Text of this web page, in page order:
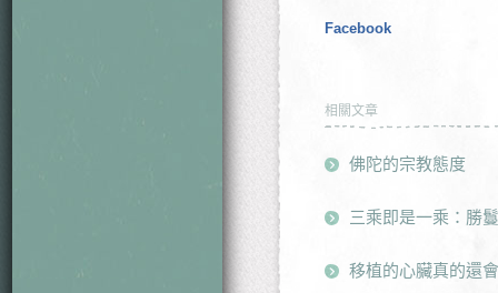
Facebook
相關文章
佛陀的宗教態度
三乘即是一乘：勝
移植的心臟真的還